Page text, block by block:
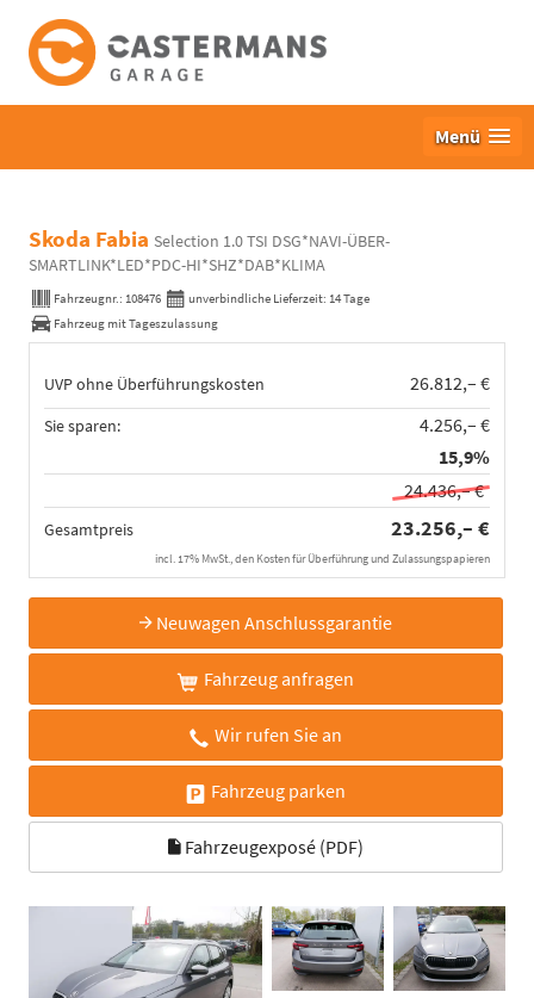
Menü
Skoda Fabia Selection 1.0 TSI DSG*NAVI-ÜBER-
SMARTLINK*LED*PDC-HI*SHZ*DAB*KLIMA
Fahrzeugnr.: 108476 unverbindliche Lieferzeit: 14 Tage
Fahrzeug mit Tageszulassung
UVP ohne Überführungskosten 26.812,– €
Sie sparen:
4.256,– €
15,9%
24.436,– €
Gesamtpreis 23.256,– €
incl. 17% MwSt., den Kosten für Überführung und Zulassungspapieren
Neuwagen Anschlussgarantie
Fahrzeug anfragen
Wir rufen Sie an
Fahrzeug parken
Fahrzeugexposé (PDF)